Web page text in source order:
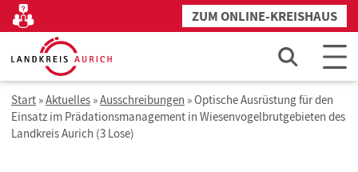
Zum
Inhalt
springen
Kontakt ZUM ONLINE-KREISHAUS
Start »Aktuelles »Ausschreibungen »Optische Ausrüstung für den
Einsatz im Prädationsmanagement in Wiesenvogelbrutgebieten des
Landkreis Aurich (3 Lose)